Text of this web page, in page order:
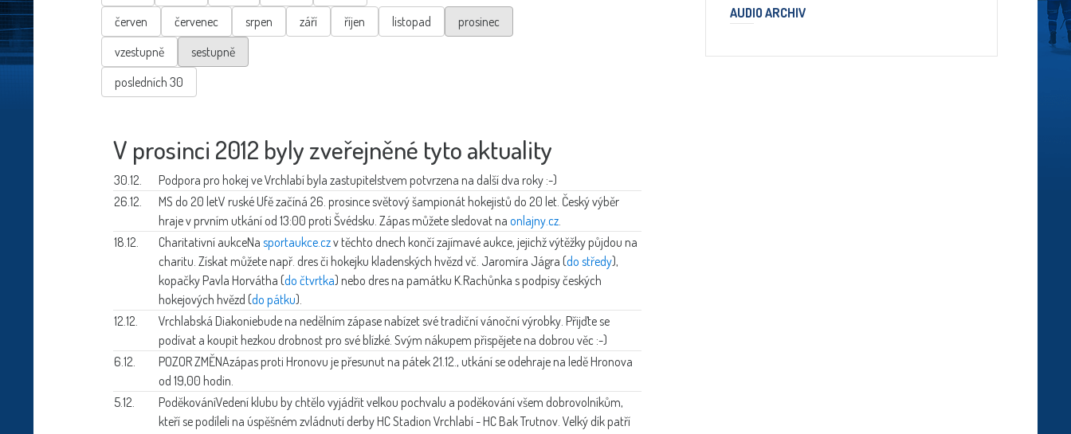
červen
červenec srpen září říjen listopad
prosinec
vzestupně
sestupně
posledních 30
V prosinci 2012 byly zveřejněné tyto aktuality
30.12. Podpora pro hokej ve Vrchlabí byla zastupitelstvem potvrzena na další dva roky :-)
26.12.
MS do 20 letV ruské Ufě začíná 26. prosince světový šampionát hokejistů do 20 let. Český výběr
hraje v prvním utkání od 13:00 proti Švédsku. Zápas můžete sledovat na onlajny.cz
18.12.
Charitativní aukceNa sportaukce.czv těchto dnech končí zajímavé aukce, jejichž výtěžky půjdou na
charitu. Získat můžete např. dres či hokejku kladenských hvězd vč. Jaromíra Jágra (do středy),
kopačky Pavla Horvátha (do čtvrtka) nebo dres na památku K.Rachůnka s podpisy českých
hokejových hvězd (do pátku).
12.12.
Vrchlabská Diakoniebude na nedělním zápase nabízet své tradiční vánoční výrobky. Přijďte se
podívat a koupit hezkou drobnost pro své blízké. Svým nákupem přispějete na dobrou věc :-)
6.12.
POZOR ZMĚNAzápas proti Hronovu je přesunut na pátek 21.12., utkání se odehraje na ledě Hronova
od 19,00 hodin.
5.12.
PoděkováníVedení klubu by chtělo vyjádřit velkou pochvalu a poděkování všem dobrovolníkům,
kteří se podíleli na úspěšném zvládnutí derby HC Stadion Vrchlabí - HC Bak Trutnov. Velký dík patří
AUDIO ARCHIV